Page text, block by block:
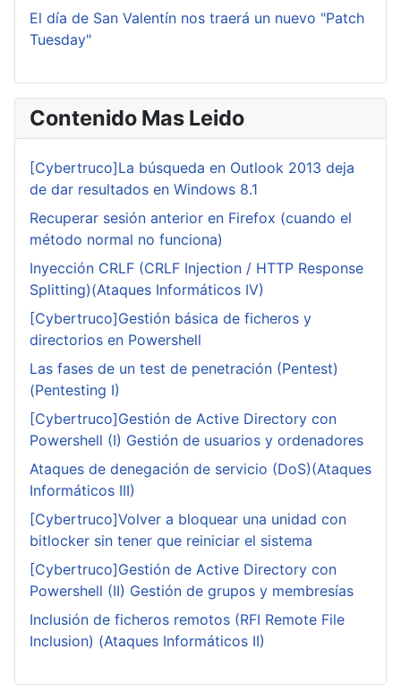
El día de San Valentín nos traerá un nuevo "Patch
Tuesday"
Contenido Mas Leido
[Cybertruco]La búsqueda en Outlook 2013 deja
de dar resultados en Windows 8.1
Recuperar sesión anterior en Firefox (cuando el
método normal no funciona)
Inyección CRLF (CRLF Injection / HTTP Response
Splitting)(Ataques Informáticos IV)
[Cybertruco]Gestión básica de ficheros y
directorios en Powershell
Las fases de un test de penetración (Pentest)
(Pentesting I)
[Cybertruco]Gestión de Active Directory con
Powershell (I) Gestión de usuarios y ordenadores
Ataques de denegación de servicio (DoS)(Ataques
Informáticos III)
[Cybertruco]Volver a bloquear una unidad con
bitlocker sin tener que reiniciar el sistema
[Cybertruco]Gestión de Active Directory con
Powershell (II) Gestión de grupos y membresías
Inclusión de ficheros remotos (RFI Remote File
Inclusion) (Ataques Informáticos II)